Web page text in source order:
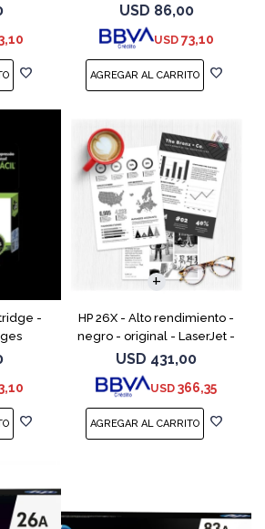
USD 86,00
USD 73,10
-
HP 26X - Alto rendimiento -
negro - original - LaserJet -
cartucho de tóner (CF226X) -
para LaserJet Pro M402, MFP
M426
USD 431,00
USD 366,35